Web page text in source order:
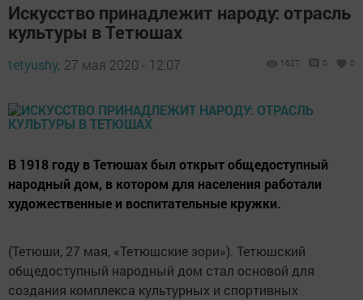
Искусство принадлежит народу: отрасль
культуры в Тетюшах
tetyushy, 27 мая 2020 - 12:07 1627 0 0
В 1918 году в Тетюшах был открыт общедоступный
народный дом, в котором для населения работали
художественные и воспитательные кружки.
(Тетюши, 27 мая, «Тетюшские зори»). Тетюшский
общедоступный народный дом стал основой для
создания комплекса культурных и спортивных